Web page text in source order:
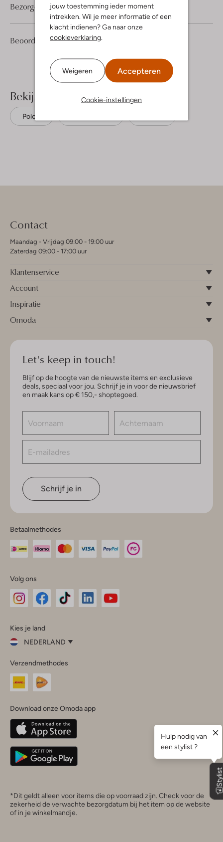
jouw toestemming ieder moment
intrekken. Wil je meer informatie of een
klacht indienen? Ga naar onze
cookieverklaring.
Weigeren Accepteren
Cookie-instellingen
Beoordelingen (1) 1
5
Bezorgen & retourneren
Bekijk meer
Polo's
Contact
Maandag - Vrijdag 09:00 - 19:00 uur
Zaterdag 09:00 - 17:00 uur
Klantenservice
Account
Inspiratie
Omoda
Let's keep in touch!
Blijf op de hoogte van de nieuwste items en exclusieve
deals, speciaal voor jou. Schrijf je in voor de nieuwsbrief
en maak kans op € 150,- shoptegoed.
Schrijf je in
Betaalmethodes
Volg ons
InstagramFacebook
Kies je land
NEDERLAND
je
land
Nederland
Belgique(Français)
Deutschland
Verzendmethodes
Download onze Omoda app
*Dit geldt alleen voor items die op voorraad zijn. Check voor de
zekerheid de verwachte bezorgdatum bij het item op de website
of in je winkelmandje.